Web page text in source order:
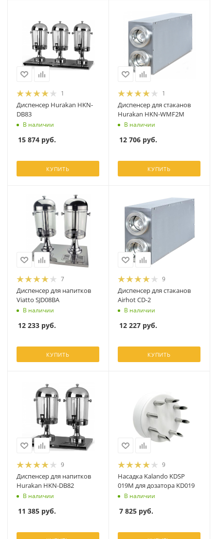
1
Диспенсер Hurakan HKN-
DB83
В наличии
15 874 руб.
КУПИТЬ
1
Диспенсер для стаканов
Hurakan HKN-WMF2M
В наличии
12 706 руб.
КУПИТЬ
7
Диспенсер для напитков
Viatto SJD08BA
В наличии
12 233 руб.
КУПИТЬ
9
Диспенсер для стаканов
Airhot CD-2
В наличии
12 227 руб.
КУПИТЬ
9
Диспенсер для напитков
Hurakan HKN-DB82
В наличии
11 385 руб.
9
Насадка Kalando KDSP
019M для дозатора KD019
В наличии
7 825 руб.